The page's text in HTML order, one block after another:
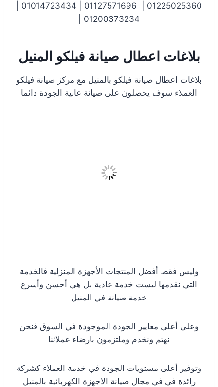
01200373234 |
بلاغات اعطال صيانة فيلكو المنيل
بلاغات اعطال صيانة فيلكو بالمنيل مع مركز صيانة فيلكو
العملاء سوف يحصلون على صيانة عالية الجودة دائما
وليس فقط أفضل المنتجات الأجهزة المنزلية فالخدمة
التي نقدمها ليست خدمة عادية بل هي أحسن وأسرع
خدمة صيانة في المنيل
وعلى أعلى معايير الجودة الموجودة في السوق فنحن
نهتم ونخدم وملتزمون بارضاء عملائنا
وتوفير أعلى مستويات الجودة في خدمة العملاء كشركة
رائدة في في مجال صيانة الاجهزة الكهربائية بالمنيل